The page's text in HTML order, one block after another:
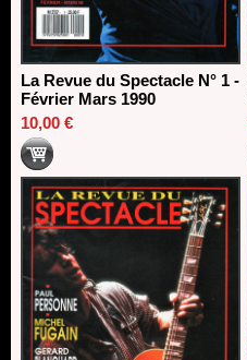
La Revue du Spectacle N° 1 -
Février Mars 1990
10,00 €